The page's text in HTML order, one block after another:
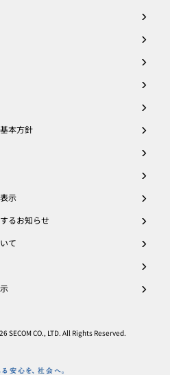
本方針
示
るお知らせ
て
SECOM CO., LTD. All Rights Reserved.